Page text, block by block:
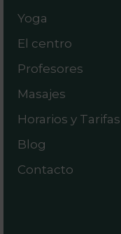
Yoga
El centro
Profesores
Masajes
Horarios y Tarifas
Blog
Contacto